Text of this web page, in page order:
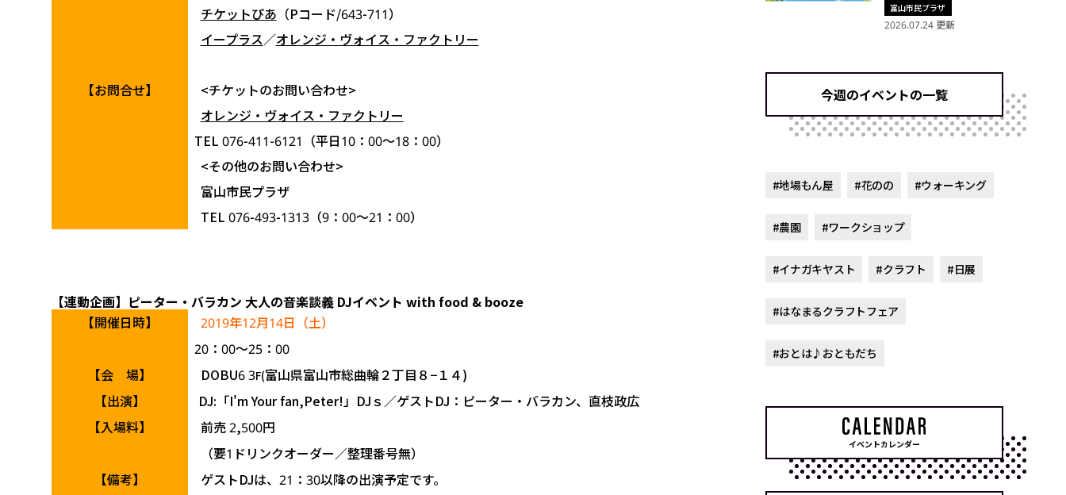
チケットぴあ （Pコード/643-711）
イープラス／オレンジ・ヴォイス・ファクトリー
【お問合せ】
<チケットのお問い合わせ>
オレンジ・ヴォイス・ファクトリー
TEL 076-411-6121（平日10：00～18：00）
<その他のお問い合わせ>
富山市民プラザ
TEL 076-493-1313（9：00～21：00）
【連動企画】ピーター・バラカン 大人の音楽談義 DJイベント with food & booze
【開催日時】
2019年12月14日（土）
20：00～25：00
【会 場】
DOBU6 3F(富山県富山市総曲輪２丁目８−１４)
【出演】
DJ:「I'm Your fan,Peter!」DJｓ／ゲストDJ：ピーター・バラカン、直枝政広
【入場料】
前売 2,500円
（要1ドリンクオーダー／整理番号無）
【備考】
ゲストDJは、21：30以降の出演予定です。
富山市民プラザ
2026.07.24 更新
今週のイベントの一覧
#地場もん屋 #花のの #ウォーキング
#農園 #ワークショップ
#イナガキヤスト #クラフト #日展
#はなまるクラフトフェア
#おとは♪おともだち
イベントカレンダー